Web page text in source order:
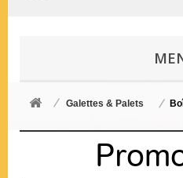
Galettes & Palets